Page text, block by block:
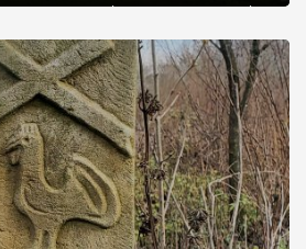
спочатку містилася школа, потім
туберкульозну лікарню. Коли із
– ми точно не […]